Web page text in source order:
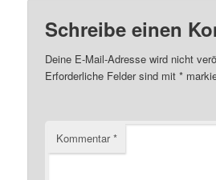
Schreibe einen
Deine E-Mail-Adresse wird nicht
Erforderliche Felder sind mit*
Kommentar*